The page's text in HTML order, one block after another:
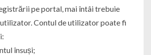
pe portal, mai întâi trebuie
Contul de utilizator poate fi
însuși;